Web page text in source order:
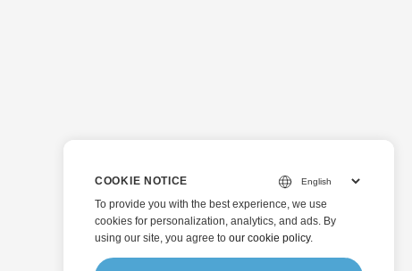
COOKIE NOTICE
To provide you with the best experience, we use
cookies for personalization, analytics, and ads. By
using our site, you agree to our cookie policy.